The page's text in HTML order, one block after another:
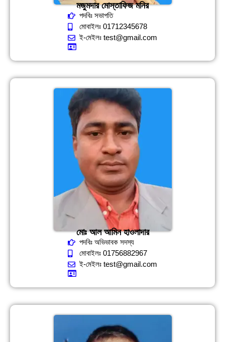
মজুমদার মোস্তাফিজ মনির
পদবিঃ সভাপতি
মোবাইলঃ 01712345678
ই-মেইলঃ test@gmail.com
মোঃ আল আমিন হাওলাদার
পদবিঃ অভিভাবক সদস্য
মোবাইলঃ 01756882967
ই-মেইলঃ test@gmail.com